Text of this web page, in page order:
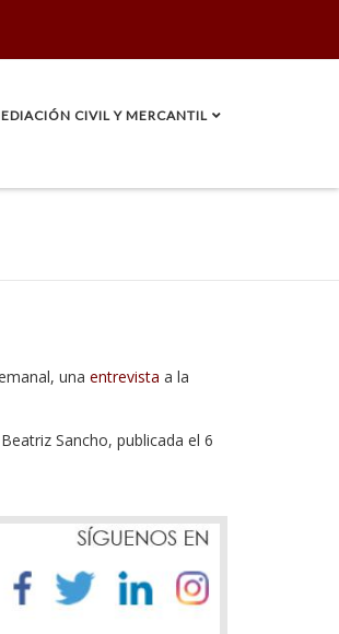
CIVIL Y MERCANTIL
una entrevista a la
Sancho, publicada el 6